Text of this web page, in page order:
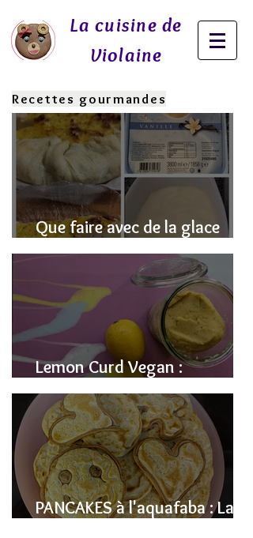
La cuisine de
Violaine
Recettes gourmandes
Que faire avec de la glace
fondue? J'ai la SOLUTION!
Lemon Curd Vegan :
L'alternative saine aux pois
chiches
PANCAKES à l'aquafaba : La